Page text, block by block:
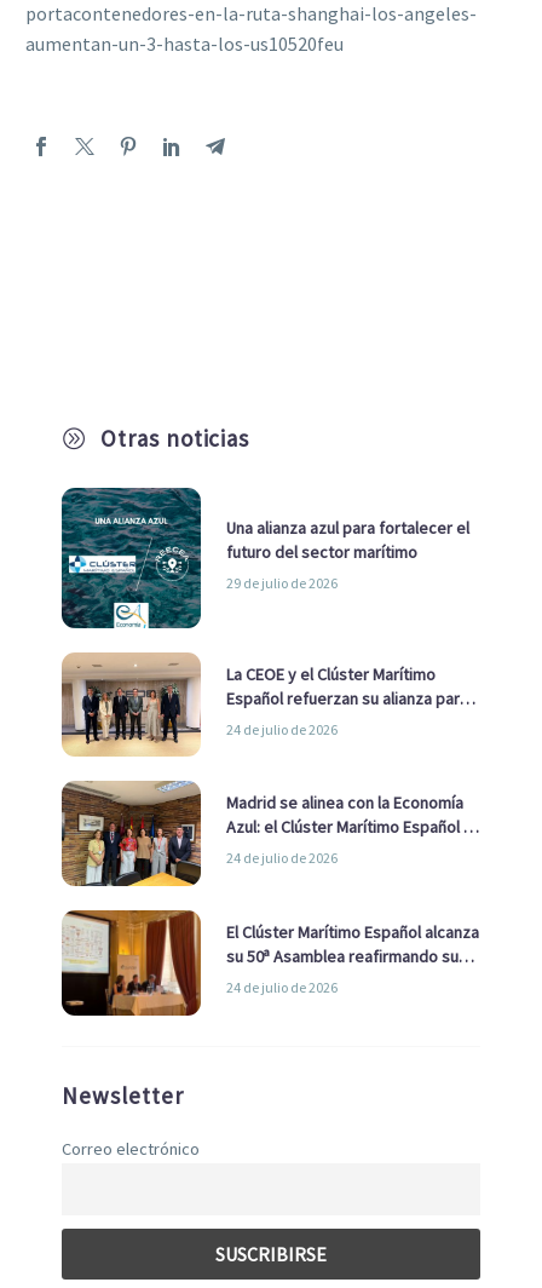
A Otras noticias
Una alianza azul para fortalecer el
futuro del sector marítimo
29 de julio de 2026
La CEOE y el Clúster Marítimo
Español refuerzan su alianza para
impulsar una estrategia Nacional
24 de julio de 2026
Madrid se alinea con la Economía
Azul: el Clúster Marítimo Español y
la Real Liga Naval avanzan alianzas
24 de julio de 2026
El Clúster Marítimo Español alcanza
su 50ª Asamblea reafirmando su
liderazgo en la Economía Azul
24 de julio de 2026
Newsletter
Correo electrónico
portacontenedores-en-la-ruta-shanghai-los-angeles-
aumentan-un-3-hasta-los-us10520feu